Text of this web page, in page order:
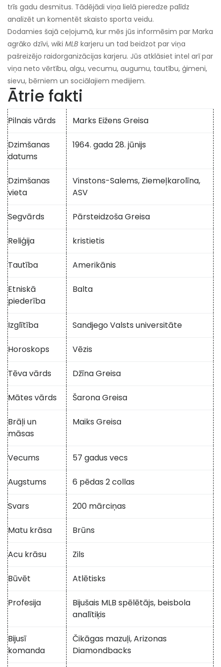
trīs gadu desmitus. Tādējādi viņa lielā pieredze palīdz
analizēt un komentēt skaisto sporta veidu.
Dodamies šajā ceļojumā, kur mēs jūs informēsim par Marka
agrāko dzīvi, wiki MLB karjeru un tad beidzot par viņa
pašreizējo raidorganizācijas karjeru. Jūs atklāsiet intel arī par
viņa neto vērtību, algu, vecumu, augumu, tautību, ģimeni,
sievu, bērniem un sociālajiem medijiem.
Ātrie fakti
Pilnais vārds Marks Eižens Greisa
Dzimšanas
datums
1964. gada 28. jūnijs
Dzimšanas
vieta
Vinstons-Salems, Ziemeļkarolīna,
ASV
Segvārds Pārsteidzoša Greisa
Reliģija kristietis
Tautība Amerikānis
Etniskā
piederība
Balta
Izglītība Sandjego Valsts universitāte
Horoskops Vēzis
Tēva vārds Džīna Greisa
Mātes vārds Šarona Greisa
Brāļi un
māsas
Maiks Greisa
Vecums 57 gadus vecs
Augstums 6 pēdas 2 collas
Svars 200 mārciņas
Matu krāsa Brūns
Acu krāsu Zils
Būvēt Atlētisks
Profesija
Bijušais MLB spēlētājs, beisbola
analītiķis
Bijusī
komanda
Čikāgas mazuļi, Arizonas
Diamondbacks